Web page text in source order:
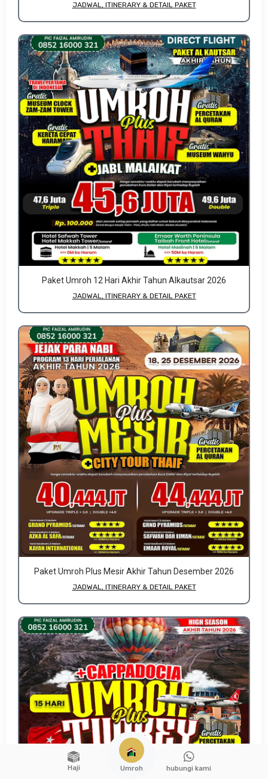
JADWAL, ITINERARY & DETAIL PAKET
Paket Umroh 12 Hari Akhir Tahun Alkautsar 2026
JADWAL, ITINERARY & DETAIL PAKET
Paket Umroh Plus Mesir Akhir Tahun Desember 2026
JADWAL, ITINERARY & DETAIL PAKET
Haji Umroh hubungi kami